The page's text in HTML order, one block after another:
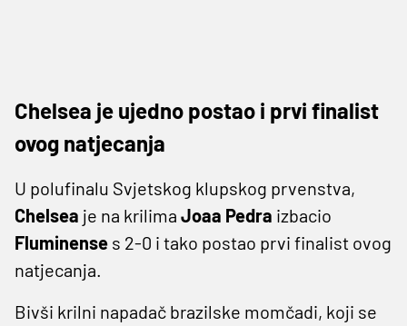
Chelsea je ujedno postao i prvi finalist
ovog natjecanja
U polufinalu Svjetskog klupskog prvenstva,
Chelsea je na krilima Joaa Pedra izbacio
Fluminense s 2-0 i tako postao prvi finalist ovog
natjecanja.
Bivši krilni napadač brazilske momčadi, koji se